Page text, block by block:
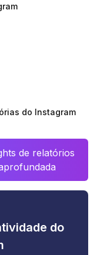
do Instagram
de relatórios
do